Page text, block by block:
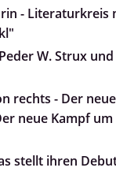
- Literaturkreis
W. Strux
rechts - Der
neue Kampf
stellt ihren